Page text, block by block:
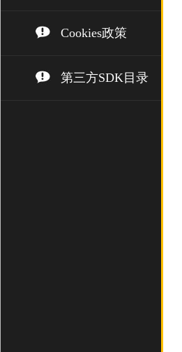
Cookies政策
第三方SDK目录